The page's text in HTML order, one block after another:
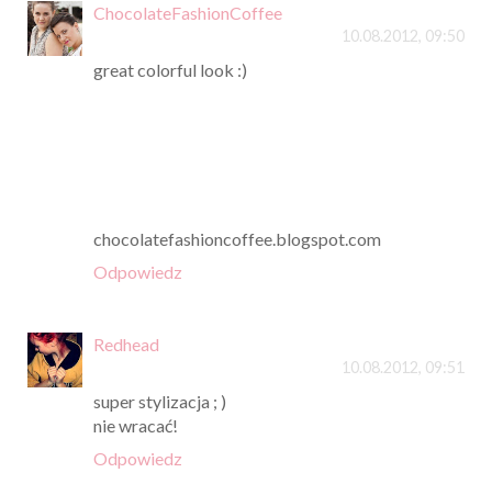
ChocolateFashionCoffee
10.08.2012, 09:50
great colorful look :)
chocolatefashioncoffee.blogspot.com
Odpowiedz
Redhead
10.08.2012, 09:51
super stylizacja ; )
nie wracać!
Odpowiedz